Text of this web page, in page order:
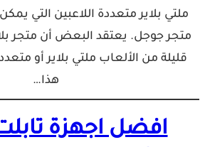
ملتي بلاير متعددة اللاعبين التي
متجر جوجل. يعتقد البعض أن متجر
قليلة من الألعاب ملتي بلاير أو
هذا…
افضل اجهزة